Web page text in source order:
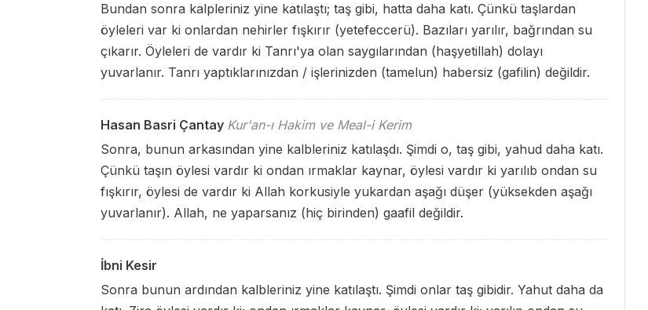
Bundan sonra kalpleriniz yine katılaştı; taş gibi, hatta daha katı. Çünkü taşlardan
öyleleri var ki onlardan nehirler fışkırır (yetefeccerü). Bazıları yarılır, bağrından su
çıkarır. Öyleleri de vardır ki Tanrı'ya olan saygılarından (haşyetillah) dolayı
yuvarlanır. Tanrı yaptıklarınızdan / işlerinizden (tamelun) habersiz (gafilin) değildir.
Hasan Basri Çantay Kur'an-ı Hakim ve Meal-i Kerim
Sonra, bunun arkasından yine kalbleriniz katılaşdı. Şimdi o, taş gibi, yahud daha katı.
Çünkü taşın öylesi vardır ki ondan ırmaklar kaynar, öylesi vardır ki yarılıb ondan su
fışkırır, öylesi de vardır ki Allah korkusiyle yukardan aşağı düşer (yüksekden aşağı
yuvarlanır). Allah, ne yaparsanız (hiç birinden) gaafil değildir.
İbni Kesir
Sonra bunun ardından kalbleriniz yine katılaştı. Şimdi onlar taş gibidir. Yahut daha da